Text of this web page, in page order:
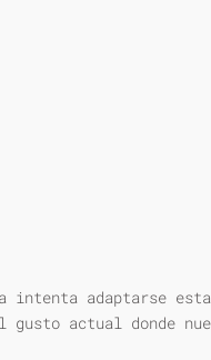
intenta adaptarse
gusto actual donde